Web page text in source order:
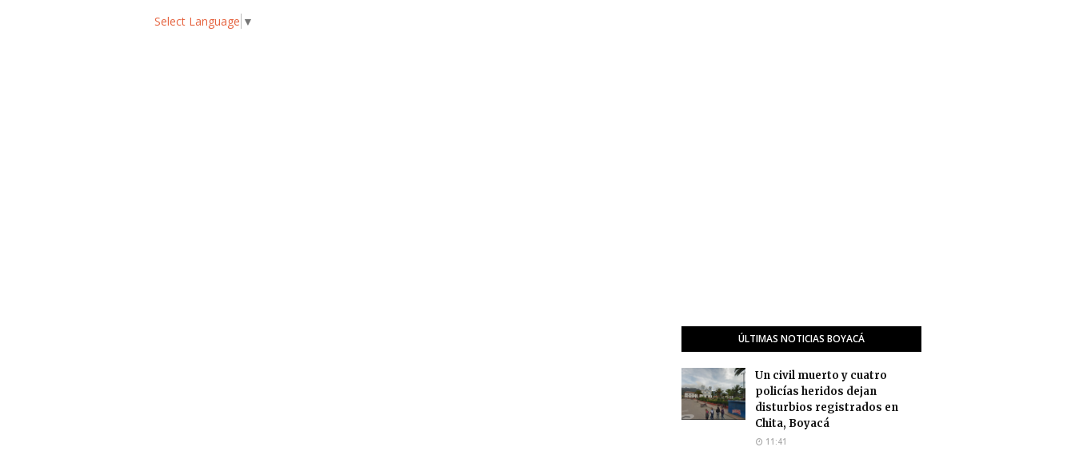
Select Language ▼
ÚLTIMAS NOTICIAS BOYACÁ
Un civil muerto y cuatro
policías heridos dejan
disturbios registrados en
Chita, Boyacá
11:41